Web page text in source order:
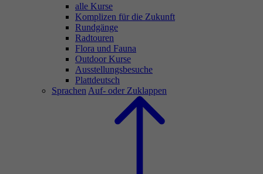
alle Kurse
Komplizen für die Zukunft
Rundgänge
Radtouren
Flora und Fauna
Outdoor Kurse
Ausstellungsbesuche
Plattdeutsch
Sprachen Auf- oder Zuklappen